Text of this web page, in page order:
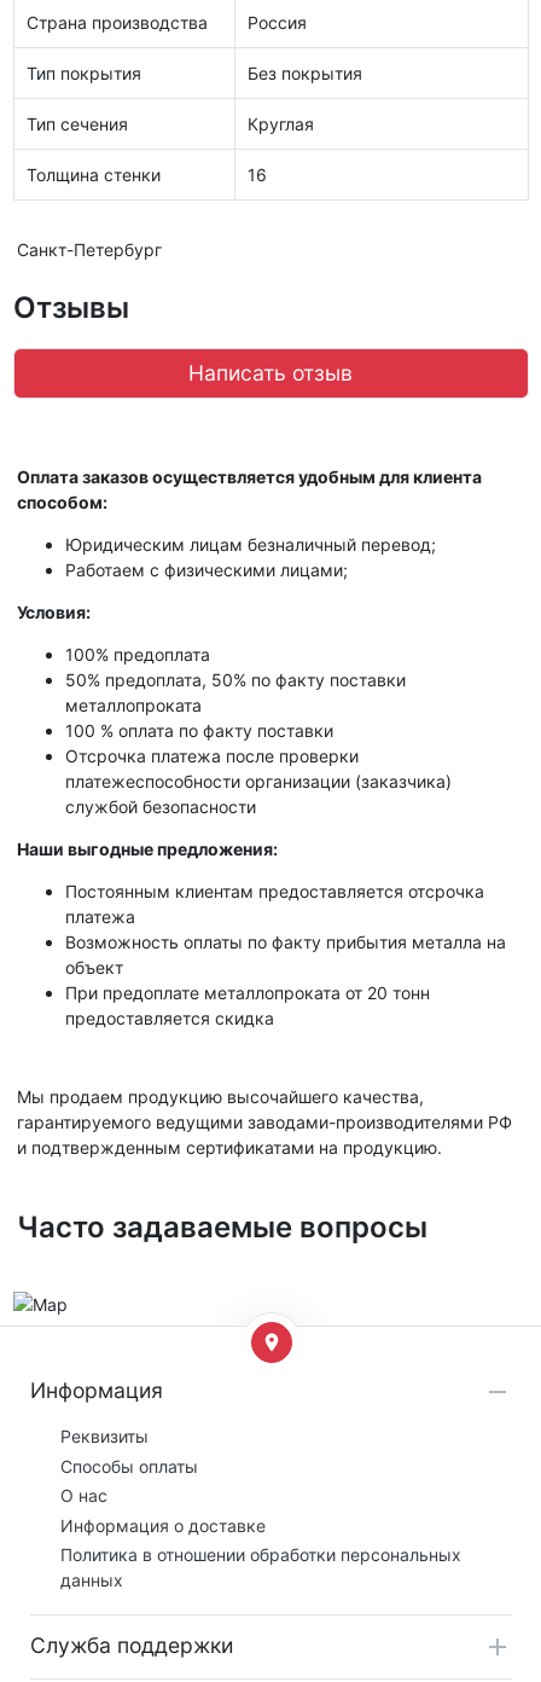
Страна производства Россия
Тип покрытия Без покрытия
Тип сечения Круглая
Толщина стенки 16
Санкт-Петербург
Отзывы
Написать отзыв
Оплата заказов осуществляется удобным для клиента
способом:
Юридическим лицам безналичный перевод;
Работаем с физическими лицами;
Условия:
100% предоплата
50% предоплата, 50% по факту поставки
металлопроката
100 % оплата по факту поставки
Отсрочка платежа после проверки
платежеспособности организации (заказчика)
службой безопасности
Наши выгодные предложения:
Постоянным клиентам предоставляется отсрочка
платежа
Возможность оплаты по факту прибытия металла на
объект
При предоплате металлопроката от 20 тонн
предоставляется скидка
Мы продаем продукцию высочайшего качества,
гарантируемого ведущими заводами-производителями РФ
и подтвержденным сертификатами на продукцию.
Часто задаваемые вопросы
Информация
Реквизиты
Способы оплаты
О нас
Информация о доставке
Политика в отношении обработки персональных
данных
Служба поддержки